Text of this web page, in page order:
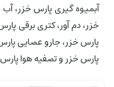
آبمیوه گیری پارس خزر،
خزر، دم آور، کتری برقی
پارس خزر، جارو عصایی
پارس خزر و تصفیه هوا